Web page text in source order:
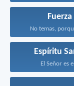
Fuerza
No temas,
Espíritu
El Señor es